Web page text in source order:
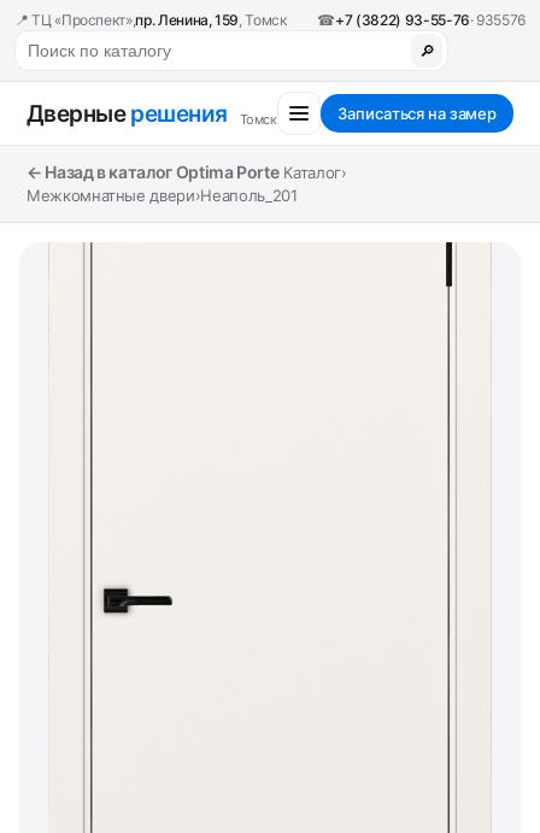
📍 ТЦ «Проспект»,пр. Ленина, 159, Томск ☎+7 (3822) 93-55-76· 935576
🔎
Дверныерешения Томск Записаться на замер
← Назад в каталог Optima Porte Каталог›
Межкомнатные двери›Неаполь_201